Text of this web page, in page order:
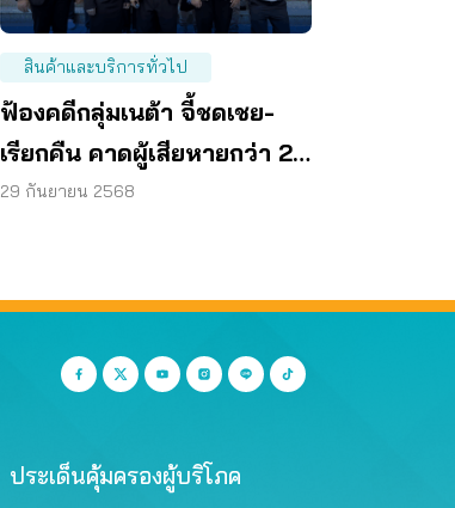
สินค้าและบริการทั่วไป
ฟ้องคดีกลุ่มเนต้า จี้ชดเชย-
เรียกคืน คาดผู้เสียหายกว่า 2
หมื่นราย
29 กันยายน 2568
ประเด็นคุ้มครองผู้บริโภค